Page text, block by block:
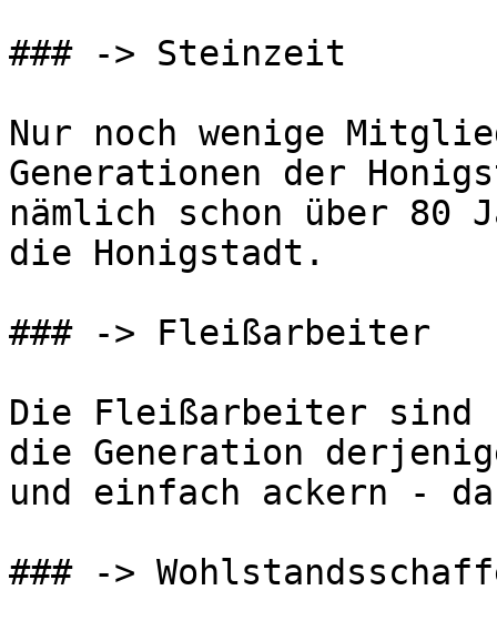
### -> Steinzeit
Nur noch wenige
Generationen der
nämlich schon über 80
die Honigstadt.
### -> Fleißarbeiter
Die Fleißarbeiter sind
die Generation
und einfach ackern -
### ->